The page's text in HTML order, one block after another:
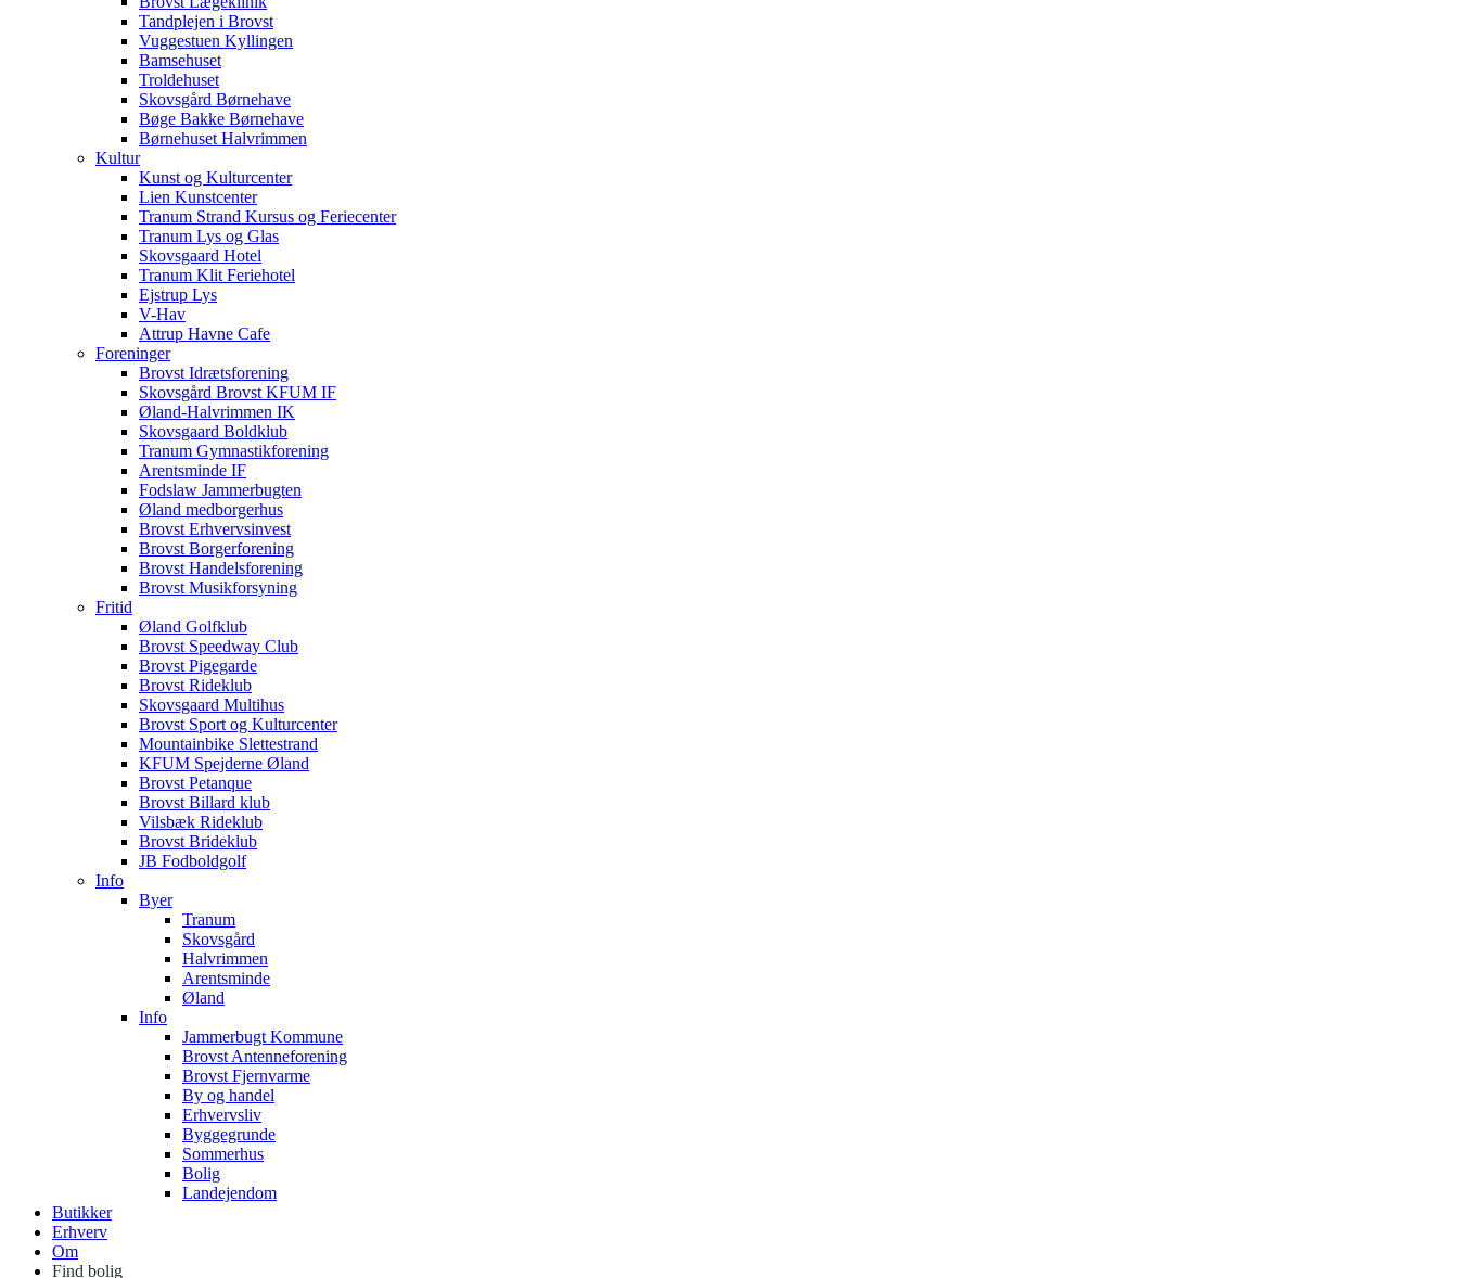
Tandplejen i Brovst
Vuggestuen Kyllingen
Bamsehuset
Troldehuset
Skovsgård Børnehave
Bøge Bakke Børnehave
Børnehuset Halvrimmen
Kultur
Kunst og Kulturcenter
Lien Kunstcenter
Tranum Strand Kursus og Feriecenter
Tranum Lys og Glas
Skovsgaard Hotel
Tranum Klit Feriehotel
Ejstrup Lys
V-Hav
Attrup Havne Cafe
Foreninger
Brovst Idrætsforening
Skovsgård Brovst KFUM IF
Øland-Halvrimmen IK
Skovsgaard Boldklub
Tranum Gymnastikforening
Arentsminde IF
Fodslaw Jammerbugten
Øland medborgerhus
Brovst Erhvervsinvest
Brovst Borgerforening
Brovst Handelsforening
Brovst Musikforsyning
Fritid
Øland Golfklub
Brovst Speedway Club
Brovst Pigegarde
Brovst Rideklub
Skovsgaard Multihus
Brovst Sport og Kulturcenter
Mountainbike Slettestrand
KFUM Spejderne Øland
Brovst Petanque
Brovst Billard klub
Vilsbæk Rideklub
Brovst Brideklub
JB Fodboldgolf
Info
Byer
Tranum
Skovsgård
Halvrimmen
Arentsminde
Øland
Info
Jammerbugt Kommune
Brovst Antenneforening
Brovst Fjernvarme
By og handel
Erhvervsliv
Byggegrunde
Sommerhus
Bolig
Landejendom
Butikker
Erhverv
Om
Find bolig